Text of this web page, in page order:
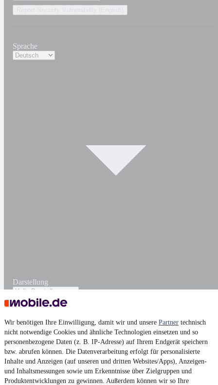
Wir benötigen Ihre Einwilligung, damit wir und unsere Partner technisch
nicht notwendige Cookies und ähnliche Technologien einsetzen und so
personenbezogene Daten (z. B. IP-Adresse) auf Ihrem Endgerät speichern
bzw. abrufen können. Die Datenverarbeitung erfolgt für personalisierte
Inhalte und Anzeigen (auf unseren und dritten Websites/Apps), Anzeigen-
und Inhaltsmessungen sowie um Erkenntnisse über Zielgruppen und
Produktentwicklungen zu gewinnen. Außerdem können wir so Ihre
Sprache
Darstellung